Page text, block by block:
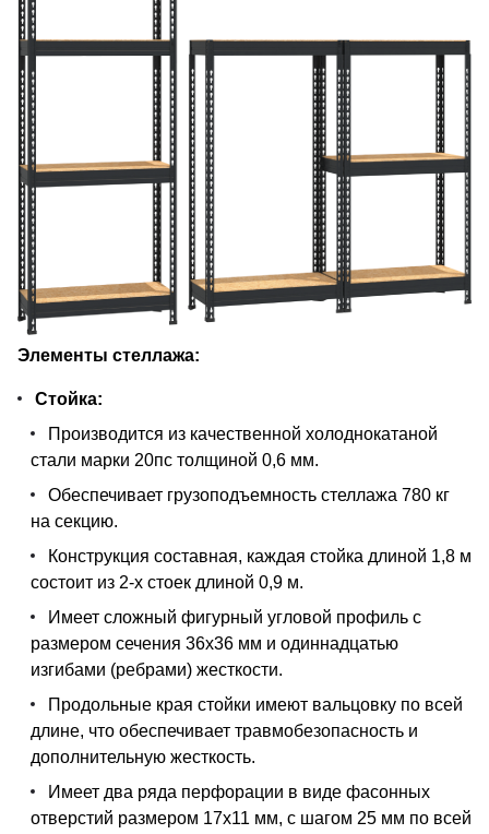
Элементы стеллажа:
Стойка:
Производится из качественной холоднокатаной
стали марки 20пс толщиной 0,6 мм.
Обеспечивает грузоподъемность стеллажа 780 кг
на секцию.
Конструкция составная, каждая стойка длиной 1,8 м
состоит из 2-х стоек длиной 0,9 м.
Имеет сложный фигурный угловой профиль с
размером сечения 36х36 мм и одиннадцатью
изгибами (ребрами) жесткости.
Продольные края стойки имеют вальцовку по всей
длине, что обеспечивает травмобезопасность и
дополнительную жесткость.
Имеет два ряда перфорации в виде фасонных
отверстий размером 17х11 мм, с шагом 25 мм по всей